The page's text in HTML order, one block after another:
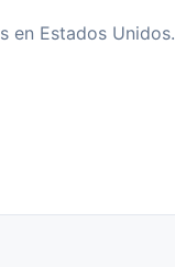
en Estados Unidos.